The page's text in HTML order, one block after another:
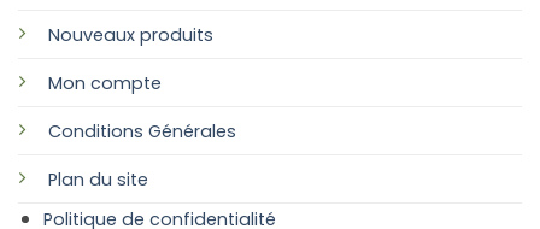
Nouveaux produits
Mon compte
Conditions Générales
Plan du site
Politique de confidentialité